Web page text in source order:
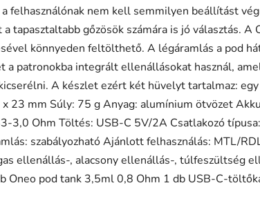
felhasználónak nem kell semmilyen beállítást
tapasztaltabb gőzösök számára is jó választás.
könnyeden feltölthető. A légáramlás a pod
a patronokba integrált ellenállásokat használ,
A készlet ezért két hüvelyt tartalmaz:
23 mm Súly: 75 g Anyag: alumínium ötvözet
Ohm Töltés: USB-C 5V/2A Csatlakozó
szabályozható Ajánlott felhasználás: MTL/
ellenállás-, alacsony ellenállás-, túlfeszültség
Oneo pod tank 3,5ml 0,8 Ohm 1 db USB-C-